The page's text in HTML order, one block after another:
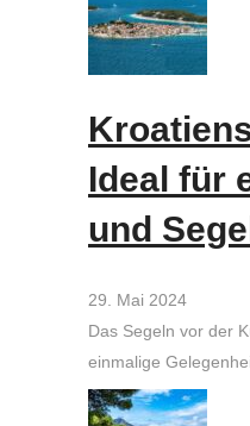
Ideal für
und
29. Mai 2024
Das Segeln vor der
einmalige